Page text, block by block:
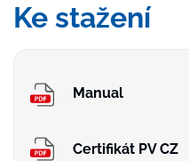
Ke stažení
Manual
Certifikát PV CZ